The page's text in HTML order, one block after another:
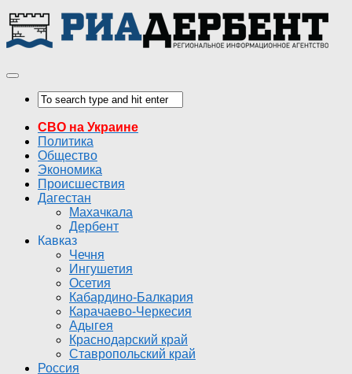
СВО на Украине
Политика
Общество
Экономика
Происшествия
Дагестан
Махачкала
Дербент
Кавказ
Чечня
Ингушетия
Осетия
Кабардино-Балкария
Карачаево-Черкесия
Адыгея
Краснодарский край
Ставропольский край
Россия